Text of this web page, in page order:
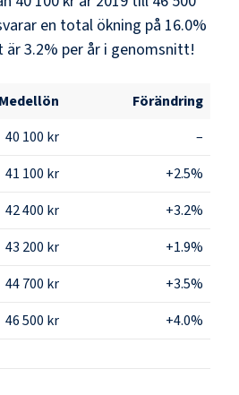
en total ökning på 16.0%
är 3.2% per år i genomsnitt!
Medellön
Förändring
40 100 kr
–
41 100 kr
+2.5%
42 400 kr
+3.2%
43 200 kr
+1.9%
44 700 kr
+3.5%
46 500 kr +4.0%